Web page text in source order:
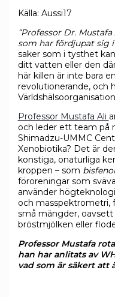
Källa: Aussi17
“Professor Dr.
som har fördjupat sig
saker som i tysthet
ditt vatten eller den
här killen är inte bara
revolutionerande, och
Professor Mustafa Ali
och leder ett team på
Shimadzu-UMMC
Xenobiotika? Det är
konstiga, onaturliga
kroppen – som
föroreningar som
använder
och masspektrometri,
små mängder,
bröstmjölken eller
Professor Mustafa
han har anlitats av
vad som är säkert att